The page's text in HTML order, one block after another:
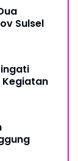
Sulsel
Kegiatan